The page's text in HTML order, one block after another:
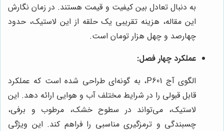
به دنبال تعادل بین کیفیت و قیمت هستند. در زمان نگارش
این مقاله، هزینه تقریبی یک حلقه از این لاستیک، حدود
چهارصد و چهل هزار تومان است.
عملکرد چهار فصل:
الگوی آج P601، به گونه‌ای طراحی شده است که عملکرد
قابل قبولی را در شرایط مختلف آب و هوایی ارائه دهد. این
لاستیک، می‌تواند در سطوح خشک، مرطوب و برفی،
چسبندگی و ترمزگیری مناسبی را فراهم کند. این ویژگی